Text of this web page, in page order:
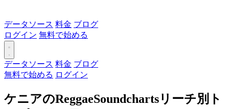
データソース 料金 ブログ
ログイン 無料で始める
データソース 料金 ブログ
無料で始める ログイン
ケニアのReggaeSoundchartsリーチ別ト